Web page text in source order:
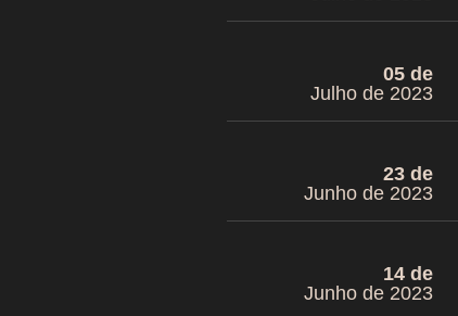
05 de
Julho de 2023
23 de
Junho de 2023
14 de
Junho de 2023